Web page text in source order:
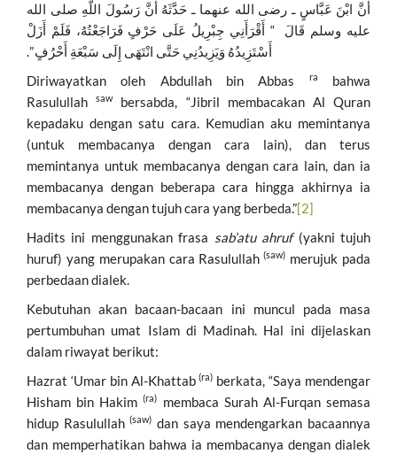
أَنَّ ابْنَ عَبَّاسٍ ـ رضى الله عنهما ـ حَدَّثَهُ أَنَّ رَسُولَ اللَّهِ صلى الله
عليه وسلم قَالَ ‏ “‏ أَقْرَأَنِي جِبْرِيلُ عَلَى حَرْفٍ فَرَاجَعْتُهُ، فَلَمْ أَزَلْ
أَسْتَزِيدُهُ وَيَزِيدُنِي حَتَّى انْتَهَى إِلَى سَبْعَةِ أَحْرُفٍ ‏”‏‏.‏
Diriwayatkan oleh Abdullah bin Abbas
ra
bahwa
Rasulullahsawbersabda, “Jibril membacakan Al Quran
kepadaku dengan satu cara. Kemudian aku memintanya
(untuk membacanya dengan cara lain), dan terus
memintanya untuk membacanya dengan cara lain, dan ia
membacanya dengan beberapa cara hingga akhirnya ia
membacanya dengan tujuh cara yang berbeda.”[2]
Hadits ini menggunakan frasa sab’atu ahruf(yakni tujuh
huruf) yang merupakan cara Rasulullah (saw) merujuk pada
perbedaan dialek.
Kebutuhan akan bacaan-bacaan ini muncul pada masa
pertumbuhan umat Islam di Madinah. Hal ini dijelaskan
dalam riwayat berikut:
Hazrat ‘Umar bin Al-Khattab(ra) berkata, “Saya mendengar
Hisham bin Hakim(ra)
membaca Surah Al-Furqan semasa
hidup Rasulullah(saw) dan saya mendengarkan bacaannya
dan memperhatikan bahwa ia membacanya dengan dialek